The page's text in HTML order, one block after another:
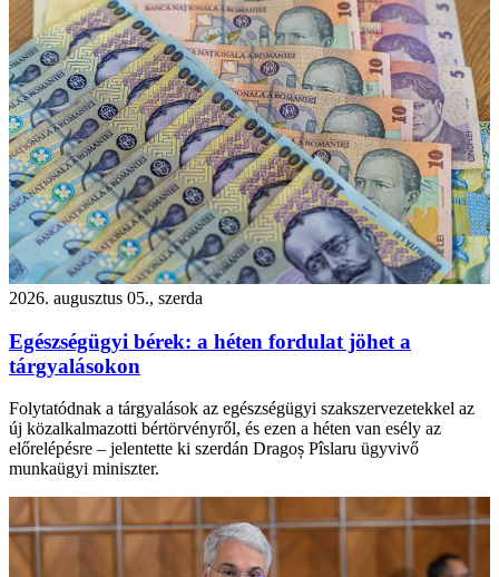
2026. augusztus 05., szerda
Egészségügyi bérek: a héten fordulat jöhet a
tárgyalásokon
Folytatódnak a tárgyalások az egészségügyi szakszervezetekkel az
új közalkalmazotti bértörvényről, és ezen a héten van esély az
előrelépésre – jelentette ki szerdán Dragoș Pîslaru ügyvivő
munkaügyi miniszter.